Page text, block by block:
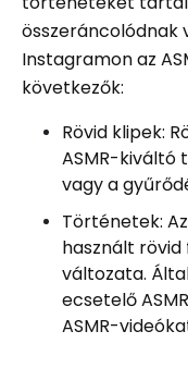
összeráncolódnak
Instagramon az
következők:
Rövid klipek:
ASMR-kiváltó
vagy a
Történetek:
használt
változata.
ecsetelő
ASMR-